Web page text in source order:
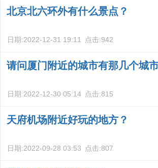
北京北六环外有什么景点？
日期:2022-12-31 19:11 点击:942
请问厦门附近的城市有那几个城
日期:2022-12-30 05:14 点击:815
天府机场附近好玩的地方？
日期:2022-09-28 03:53 点击:807